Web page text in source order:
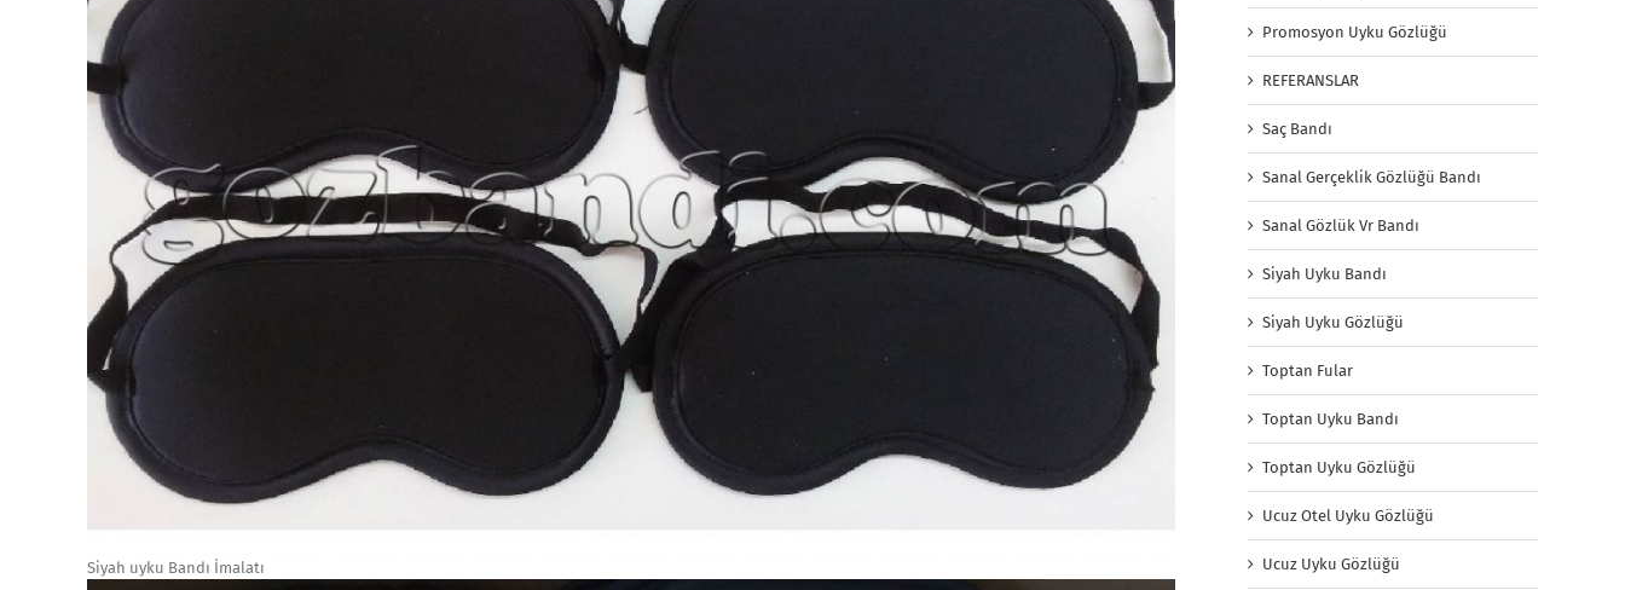
Siyah uyku Bandı İmalatı
Promosyon Uyku Gözlüğü
REFERANSLAR
Saç Bandı
Sanal Gerçeklik Gözlüğü Bandı
Sanal Gözlük Vr Bandı
Siyah Uyku Bandı
Siyah Uyku Gözlüğü
Toptan Fular
Toptan Uyku Bandı
Toptan Uyku Gözlüğü
Ucuz Otel Uyku Gözlüğü
Ucuz Uyku Gözlüğü